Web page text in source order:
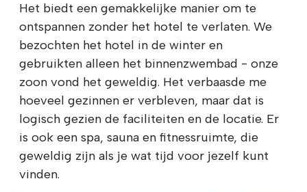
Het biedt een gemakkelijke manier om te
ontspannen zonder het hotel te verlaten. We
bezochten het hotel in de winter en
gebruikten alleen het binnenzwembad - onze
zoon vond het geweldig. Het verbaasde me
hoeveel gezinnen er verbleven, maar dat is
logisch gezien de faciliteiten en de locatie. Er
is ook een spa, sauna en fitnessruimte, die
geweldig zijn als je wat tijd voor jezelf kunt
vinden.